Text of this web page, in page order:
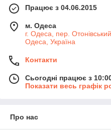
Працює з 04.06.2015
м. Одеса
г. Одеса, пер.
Одеса, Україна
Контакти
Сьогодні працює з
Показати весь графік
Про нас